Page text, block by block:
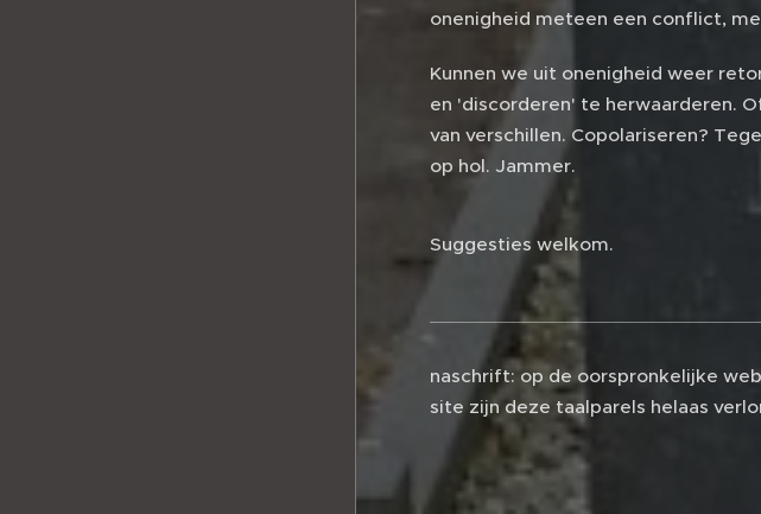
onenigheid meteen een conflict,
Kunnen we uit onenigheid weer
en 'discorderen' te herwaarderen.
van verschillen. Copolariseren?
op hol. Jammer.
Suggesties welkom.
naschrift: op de oorspronkelijke
site zijn deze taalparels helaas